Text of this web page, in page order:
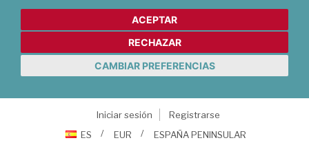
ACEPTAR
RECHAZAR
CAMBIAR PREFERENCIAS
Iniciar sesión
Registrarse
ES
EUR ESPAÑA PENINSULAR